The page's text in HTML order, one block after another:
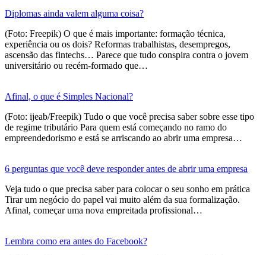
Diplomas ainda valem alguma coisa?
(Foto: Freepik) O que é mais importante: formação técnica,
experiência ou os dois? Reformas trabalhistas, desempregos,
ascensão das fintechs… Parece que tudo conspira contra o jovem
universitário ou recém-formado que…
Afinal, o que é Simples Nacional?
(Foto: ijeab/Freepik) Tudo o que você precisa saber sobre esse tipo
de regime tributário Para quem está começando no ramo do
empreendedorismo e está se arriscando ao abrir uma empresa…
6 perguntas que você deve responder antes de abrir uma empresa
Veja tudo o que precisa saber para colocar o seu sonho em prática
Tirar um negócio do papel vai muito além da sua formalização.
Afinal, começar uma nova empreitada profissional…
Lembra como era antes do Facebook?